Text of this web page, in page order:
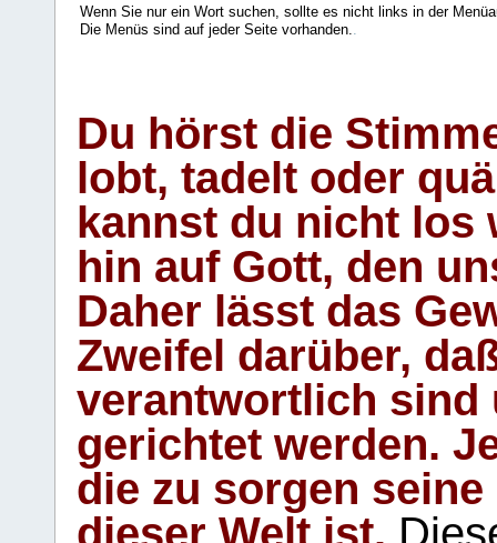
Wenn Sie nur ein Wort suchen, sollte es nicht links in der
Die Menüs sind auf jeder Seite vorhanden..
Du hörst die
lobt, tadelt oder
kannst du nicht los
hin auf Gott, den
Daher lässt das
Zweifel darüber,
verantwortlich sind
gerichtet werden.
die zu sorgen